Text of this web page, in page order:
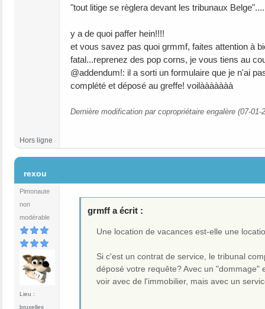
"tout litige se règlera devant les tribunaux
y a de quoi paffer hein!!!!
et vous savez pas quoi grmmf, faites attention à
fatal...reprenez des pop corns, je vous tiens au
@addendum!: il a sorti un formulaire que je n'ai
complété et déposé au greffe! voilààààààà
Dernière modification par copropriétaire engalère (07-01-
Hors ligne
rexou
Pimonaute
non
modérable
Lieu :
bruxelles
grmff a écrit :
Une location de vacances est-elle une
Si c'est un contrat de service, le tribunal
déposé votre requête? Avec un
voir avec de l'immobilier, mais avec un